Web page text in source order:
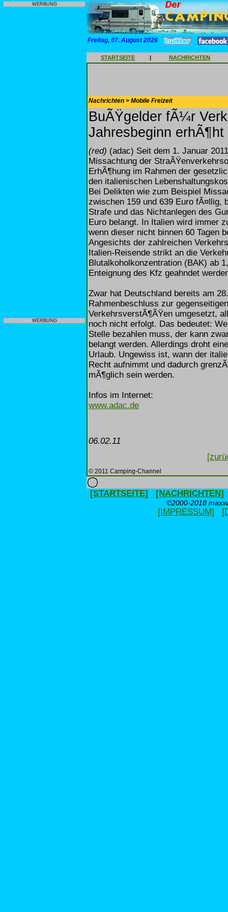
WERBUNG
WERBUNG
Freitag, 07. August 2026
STARTSEITE | NACHRICHTEN
Nachrichten > Mobile Freizeit
BuÃŸgelder fÃ¼r
Jahresbeginn erhÃ¶ht
(red) (adac) Seit dem 1. Januar
Missachtung der
ErhÃ¶hung im Rahmen der
den italienischen
Bei Delikten wie zum Beispiel
zwischen 159 und 639 Euro fÃ¤llig,
Strafe und das Nichtanlegen des
Euro belangt. In Italien wird immer
wenn dieser nicht binnen 60 Tagen
Angesichts der zahlreichen
Italien-Reisende strikt an die
Blutalkoholkonzentration (BAK) ab
Enteignung des Kfz geahndet
Zwar hat Deutschland bereits am
Rahmenbeschluss zur
VerkehrsverstÃ¶ÃŸen umgesetzt,
noch nicht erfolgt. Das bedeutet:
Stelle bezahlen muss, der kann
belangt werden. Allerdings droht
Urlaub. Ungewiss ist, wann der
Recht aufnimmt und dadurch
mÃ¶glich sein werden.
Infos im Internet:
www.adac.de
06.02.11
© 2011 Camping-Channel
[STARTSEITE] [NACHRICHTEN]
©2000-2018
[IMPRESSUM]